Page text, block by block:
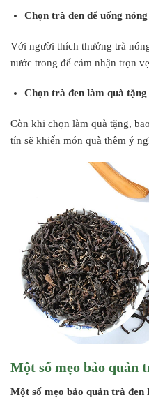
Chọn trà đen để uống
Với người thích thưởng trà
nước trong để cảm nhận trọn
Chọn trà đen làm quà tặng
Còn khi chọn làm quà tặng,
tín sẽ khiến món quà thêm ý
Một số mẹo bảo quản
Một số mẹo bảo quản trà đen